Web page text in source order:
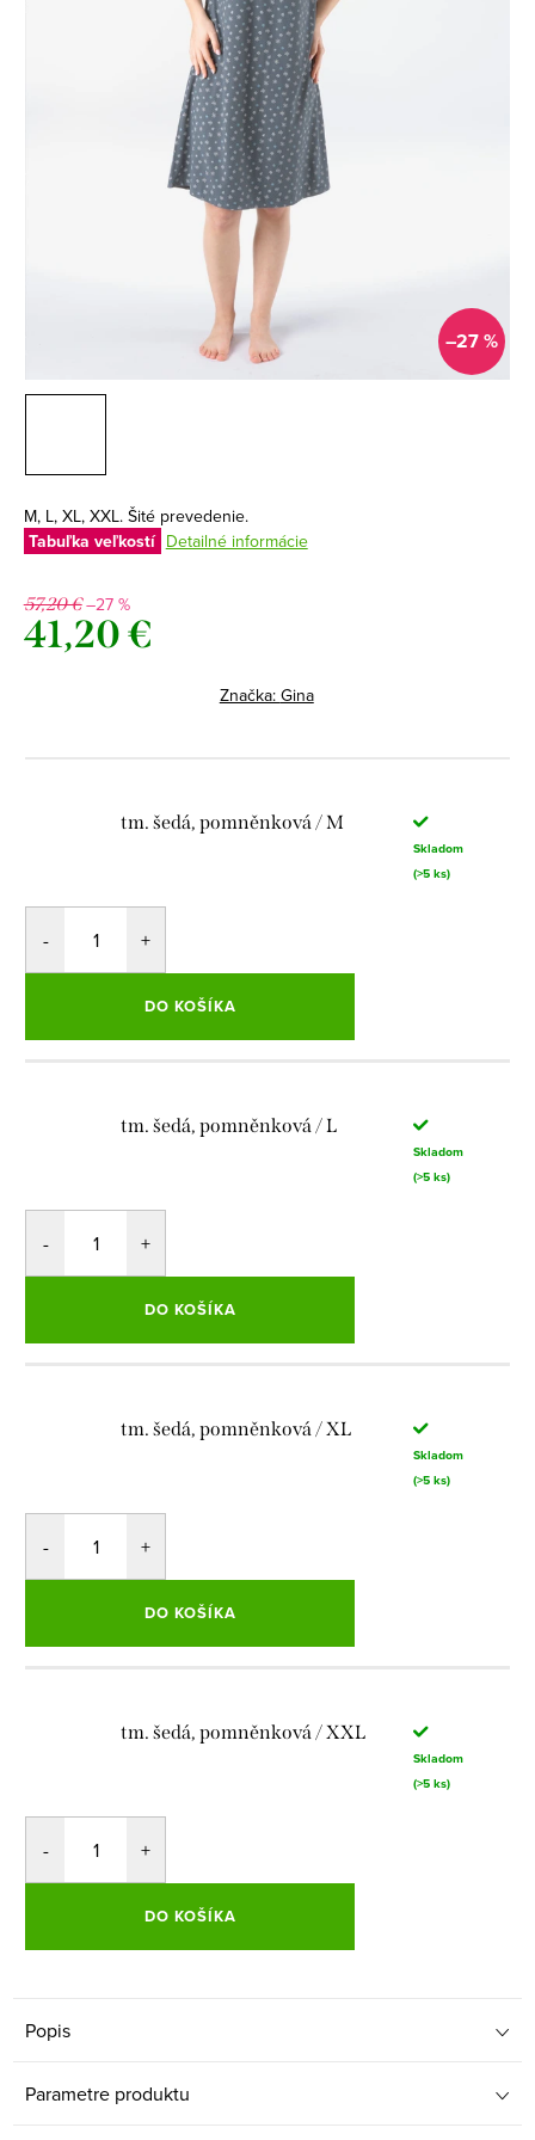
–27 %
M, L, XL, XXL. Šité prevedenie.
Tabuľka veľkostí Detailné informácie
57,20 €–27 %
41,20 €
Značka: Gina
tm. šedá, pomněnková / M
Skladom
(>5 ks)
DO KOŠÍKA
tm. šedá, pomněnková / L
Skladom
(>5 ks)
DO KOŠÍKA
tm. šedá, pomněnková / XL
Skladom
(>5 ks)
DO KOŠÍKA
tm. šedá, pomněnková / XXL
Skladom
(>5 ks)
DO KOŠÍKA
Popis
Parametre produktu